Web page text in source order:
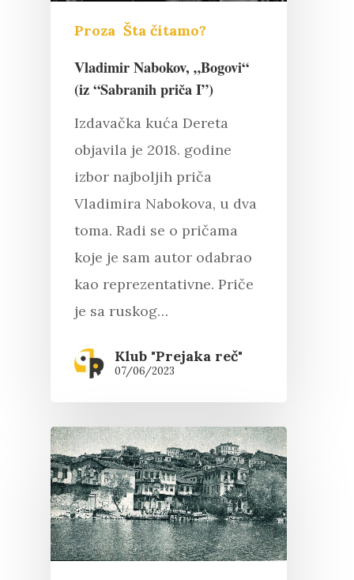
Pritisnite "Enter" da pretražite ili
Proza Šta čitamo?
Vladimir Nabokov, „Bogovi“
(iz “Sabranih priča I”)
Izdavačka kuća Dereta
objavila je 2018. godine
izbor najboljih priča
Vladimira Nabokova, u dva
toma. Radi se o pričama
koje je sam autor odabrao
kao reprezentativne. Priče
je sa ruskog…
Klub "Prejaka reč"
07/06/2023